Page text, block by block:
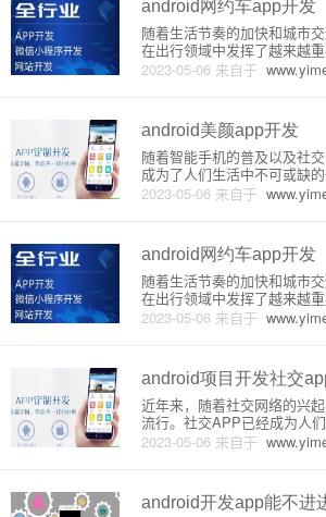
android网约车app开发
2023-05-06 来自于
随着生活节奏的加快和城市
在出行领域中发挥了越来越
下，android网约车app的开发
文将对android网约车app的
android美颜app开发
2023-05-06 来自于
随着智能手机的普及以及社
成为了人们生活中不可或缺
流行，也带来了对美颜化的需
发就成为了很多移动应用开
绍。一、美颜app的
android网约车app开发
2023-05-06 来自于
随着生活节奏的加快和城市
在出行领域中发挥了越来越
下，android网约车app的开发
文将对android网约车app的
android项目开发社交
2023-05-06 来自于
近年来，随着社交网络的兴
流行。社交APP已经成为人
部分，很多人把它们看作是
文将介绍一款Android社交
android开发app能不进